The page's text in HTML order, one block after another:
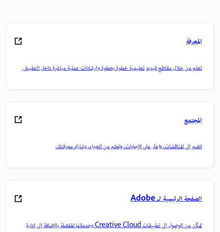
المعرفة
تعلم من خلال مقاطع فيديو تعليمية خطوة بخطوة وإرشادات عملية مباشرة داخل التطبيق.
المجتمع
انضم إلى المناقشات، واعثر على الإجابات، وتعلم من الخبراء، وشارك معرفتك.
الصفحة الرئيسية لـ Adobe
تمكّن من الوصول إلى تطبيقات Creative Cloud وخدماتها المفضلة بالإضافة إلى إدارة